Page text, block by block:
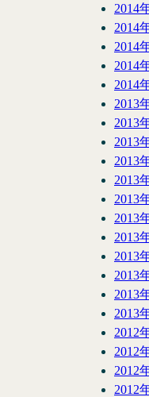
2014
2014
2014
2014
2014
2013
2013
2013
2013
2013
2013
2013
2013
2013
2013
2013
2013
2012
2012
2012
2012